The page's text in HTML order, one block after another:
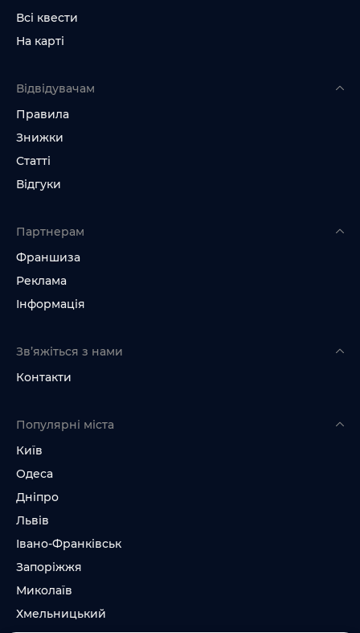
Всі квести
На карті
Відвідувачам
Правила
Знижки
Статті
Відгуки
Партнерам
Франшиза
Реклама
Інформація
Зв’яжіться з нами
Контакти
Популярні міста
Київ
Одеса
Дніпро
Львів
Івано-Франківськ
Запоріжжя
Миколаїв
Хмельницький